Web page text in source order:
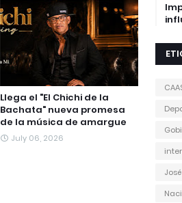
Llega el "El Chichi de la
Bachata" nueva promesa
de la música de amargue
July 06, 2026